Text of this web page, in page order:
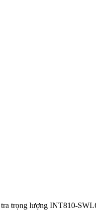
trọng lượng INT810-